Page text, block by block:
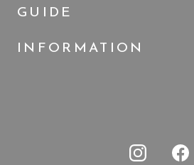
GUIDE
INFORMATION